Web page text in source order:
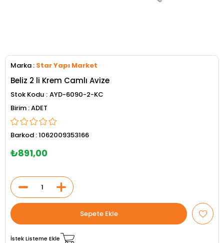
Marka : Star Yapı Market
Beliz 2 li Krem Camlı Avize
Stok Kodu AYD-6090-2-KC
ADET
Barkod :1062009353166
₺891,00
İstek Listeme Ekle